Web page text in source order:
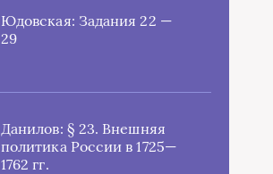
Юдовская: Задания 22 —
29
Данилов: § 23. Внешняя
политика России в 1725—
1762 гг.